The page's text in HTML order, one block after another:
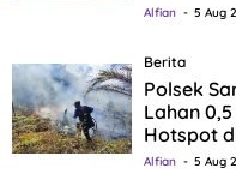
Alfian 5 Aug
Berita
Polsek
Lahan
Hotspot
Alfian 5 Aug